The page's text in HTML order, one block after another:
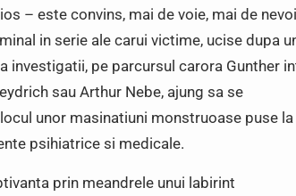
– este convins, mai de voie, mai de
in serie ale carui victime, ucise dupa
investigatii, pe parcursul carora Gunther
sau Arthur Nebe, ajung sa se
unor masinatiuni monstruoase puse la
psihiatrice si medicale.
prin meandrele unui labirint